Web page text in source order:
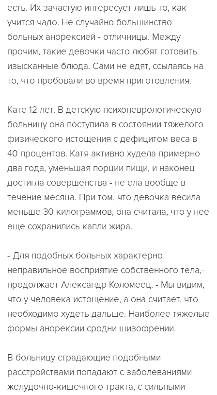
есть. Их зачастую интересует лишь то, как
учится чадо. Не случайно большинство
больных анорексией - отличницы. Между
прочим, такие девочки часто любят готовить
изысканные блюда. Сами не едят, ссылаясь на
то, что пробовали во время приготовления.
Кате 12 лет. В детскую психоневрологическую
больницу она поступила в состоянии тяжелого
физического истощения с дефицитом веса в
40 процентов. Катя активно худела примерно
два года, уменьшая порции пищи, и наконец
достигла совершенства - не ела вообще в
течение месяца. При том, что девочка весила
меньше 30 килограммов, она считала, что у нее
еще сохранились капли жира.
- Для подобных больных характерно
неправильное восприятие собственного тела,-
продолжает Александр Коломеец. - Мы видим,
что у человека истощение, а она считает, что
необходимо худеть дальше. Наиболее тяжелые
формы анорексии сродни шизофрении.
В больницу страдающие подобными
расстройствами попадают с заболеваниями
желудочно-кишечного тракта, с сильными